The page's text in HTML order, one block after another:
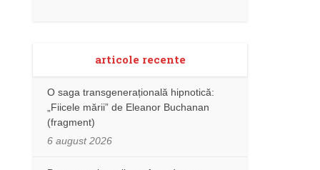
articole recente
O saga transgenerațională hipnotică:
„Fiicele mării” de Eleanor Buchanan
(fragment)
6 august 2026